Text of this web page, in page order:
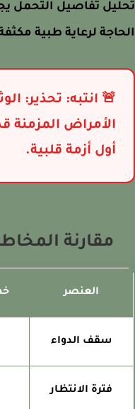
تفاصيل التحمل
لرعاية طبية مكثفة،
🚨 انتبه: تحذير:
أول أزمة قلبية.
مقارنة المخاطر
العنصر
سقف الدواء
فترة الانتظار